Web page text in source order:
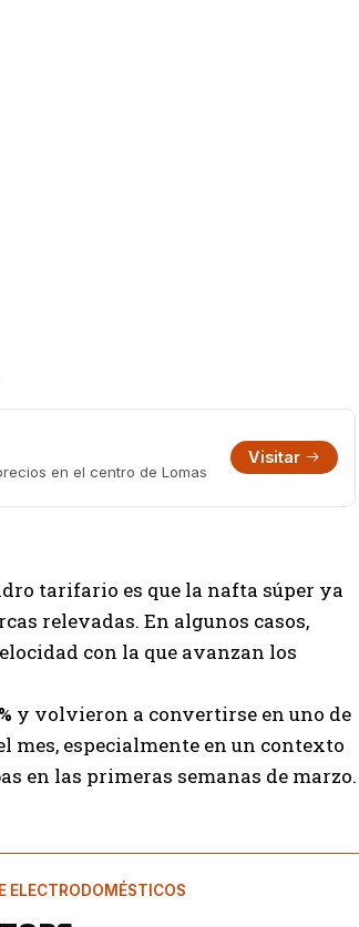
en el centro de Lomas
Visitar
tarifario es que la nafta súper ya
relevadas. En algunos casos,
con la que avanzan los
y volvieron a convertirse en uno de
mes, especialmente en un contexto
en las primeras semanas de marzo.
ELECTRODOMÉSTICOS